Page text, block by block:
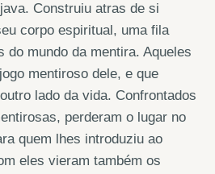
Construiu atras de si
corpo espiritual, uma fila
do mundo da mentira. Aqueles
mentiroso dele, e que
lado da vida. Confrontados
perderam o lugar no
quem lhes introduziu ao
eles vieram também os